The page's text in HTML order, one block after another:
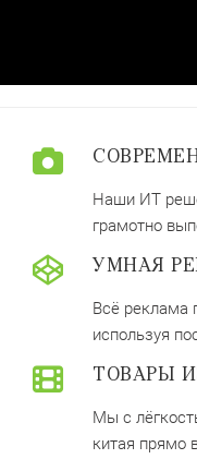
Наши ИТ
грамотно
УМНАЯ
Всё реклама
используя
ТОВАРЫ
Мы с
китая прямо